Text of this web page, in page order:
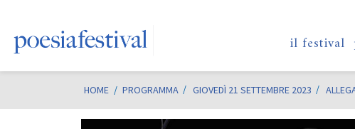
il festival
HOME / PROGRAMMA GIOVEDÌ 21 SETTEMBRE 2023